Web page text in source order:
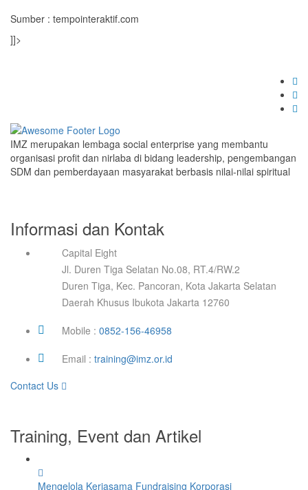
Sumber : tempointeraktif.com
]]>
IMZ merupakan lembaga social enterprise yang membantu
organisasi profit dan nirlaba di bidang leadership, pengembangan
SDM dan pemberdayaan masyarakat berbasis nilai-nilai spiritual
Informasi dan Kontak
Capital Eight
Jl. Duren Tiga Selatan No.08, RT.4/RW.2
Duren Tiga, Kec. Pancoran, Kota Jakarta Selatan
Daerah Khusus Ibukota Jakarta 12760
Mobile : 0852-156-46958
Email : training@imz.or.id
Contact Us
Training, Event dan Artikel
Mengelola Kerjasama Fundraising Korporasi